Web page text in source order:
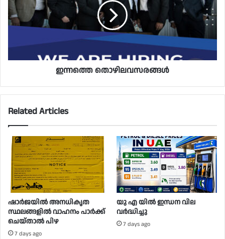
ഇന്നത്തെ തൊഴിലവസരങ്ങൾ
Related Articles
ഷാർജയിൽ അനധികൃത
സ്ഥലങ്ങളിൽ വാഹനം പാർക്ക്
ചെയ്താൽ പിഴ
7 days ago
യു എ യിൽ ഇന്ധന വില
വർദ്ധിച്ചു
7 days ago